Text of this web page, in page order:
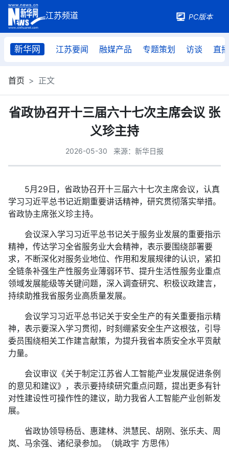
PC版本
新华网 江苏要闻 融媒产品 专题策划 访谈 直播
首页 正文
省政协召开十三届六十七次主席会议 张
义珍主持
2026-05-30 来源：新华日报
5月29日，省政协召开十三届六十七次主席会议，认真
学习习近平总书记近期重要讲话精神，研究贯彻落实举措。
省政协主席张义珍主持。
会议深入学习习近平总书记关于服务业发展的重要指示
精神，传达学习全省服务业大会精神，表示要围绕部署要
求，不断深化对服务业地位、作用和发展规律的认识，紧扣
全链条补强生产性服务业薄弱环节、提升生活性服务业重点
领域发展能级等关键问题，深入调查研究、积极议政建言，
持续助推我省服务业高质量发展。
会议学习习近平总书记关于安全生产的有关重要指示精
神，表示要深入学习贯彻，时刻绷紧安全生产这根弦，引导
委员围绕相关工作建言献策，为提升我省本质安全水平贡献
力量。
会议审议《关于制定江苏省人工智能产业发展促进条例
的意见和建议》，表示要持续研究重点问题，提出更多有针
对性建设性可操作性的建议，助力我省人工智能产业创新发
展。
省政协领导杨岳、惠建林、洪慧民、胡刚、张乐夫、周
岚、马余强、诸纪录参加。（姚政宇 方思伟）